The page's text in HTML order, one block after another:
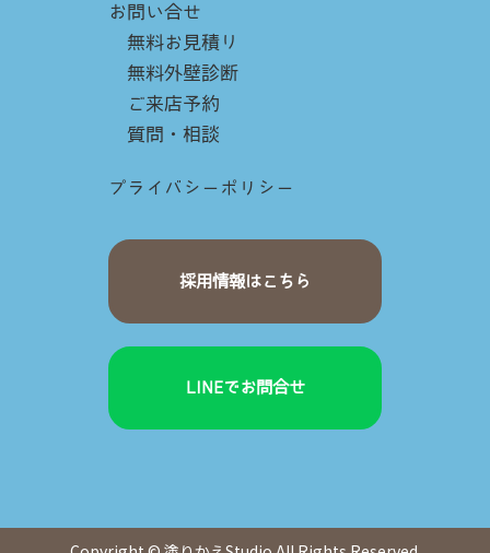
お問い合せ
無料お見積り
無料外壁診断
ご来店予約
質問・相談
プライバシーポリシー
採用情報はこちら
LINEでお問合せ